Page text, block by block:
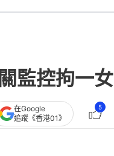
監控拘一女
在Google
追蹤《香港01》
5